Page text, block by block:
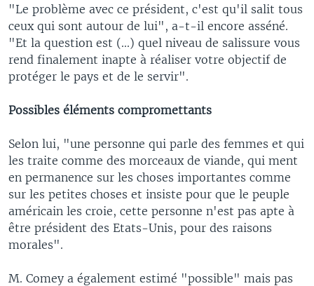
"Le problème avec ce président, c'est qu'il salit tous
ceux qui sont autour de lui", a-t-il encore asséné.
"Et la question est (...) quel niveau de salissure vous
rend finalement inapte à réaliser votre objectif de
protéger le pays et de le servir".
Possibles éléments compromettants
Selon lui, "une personne qui parle des femmes et qui
les traite comme des morceaux de viande, qui ment
en permanence sur les choses importantes comme
sur les petites choses et insiste pour que le peuple
américain les croie, cette personne n'est pas apte à
être président des Etats-Unis, pour des raisons
morales".
M. Comey a également estimé "possible" mais pas